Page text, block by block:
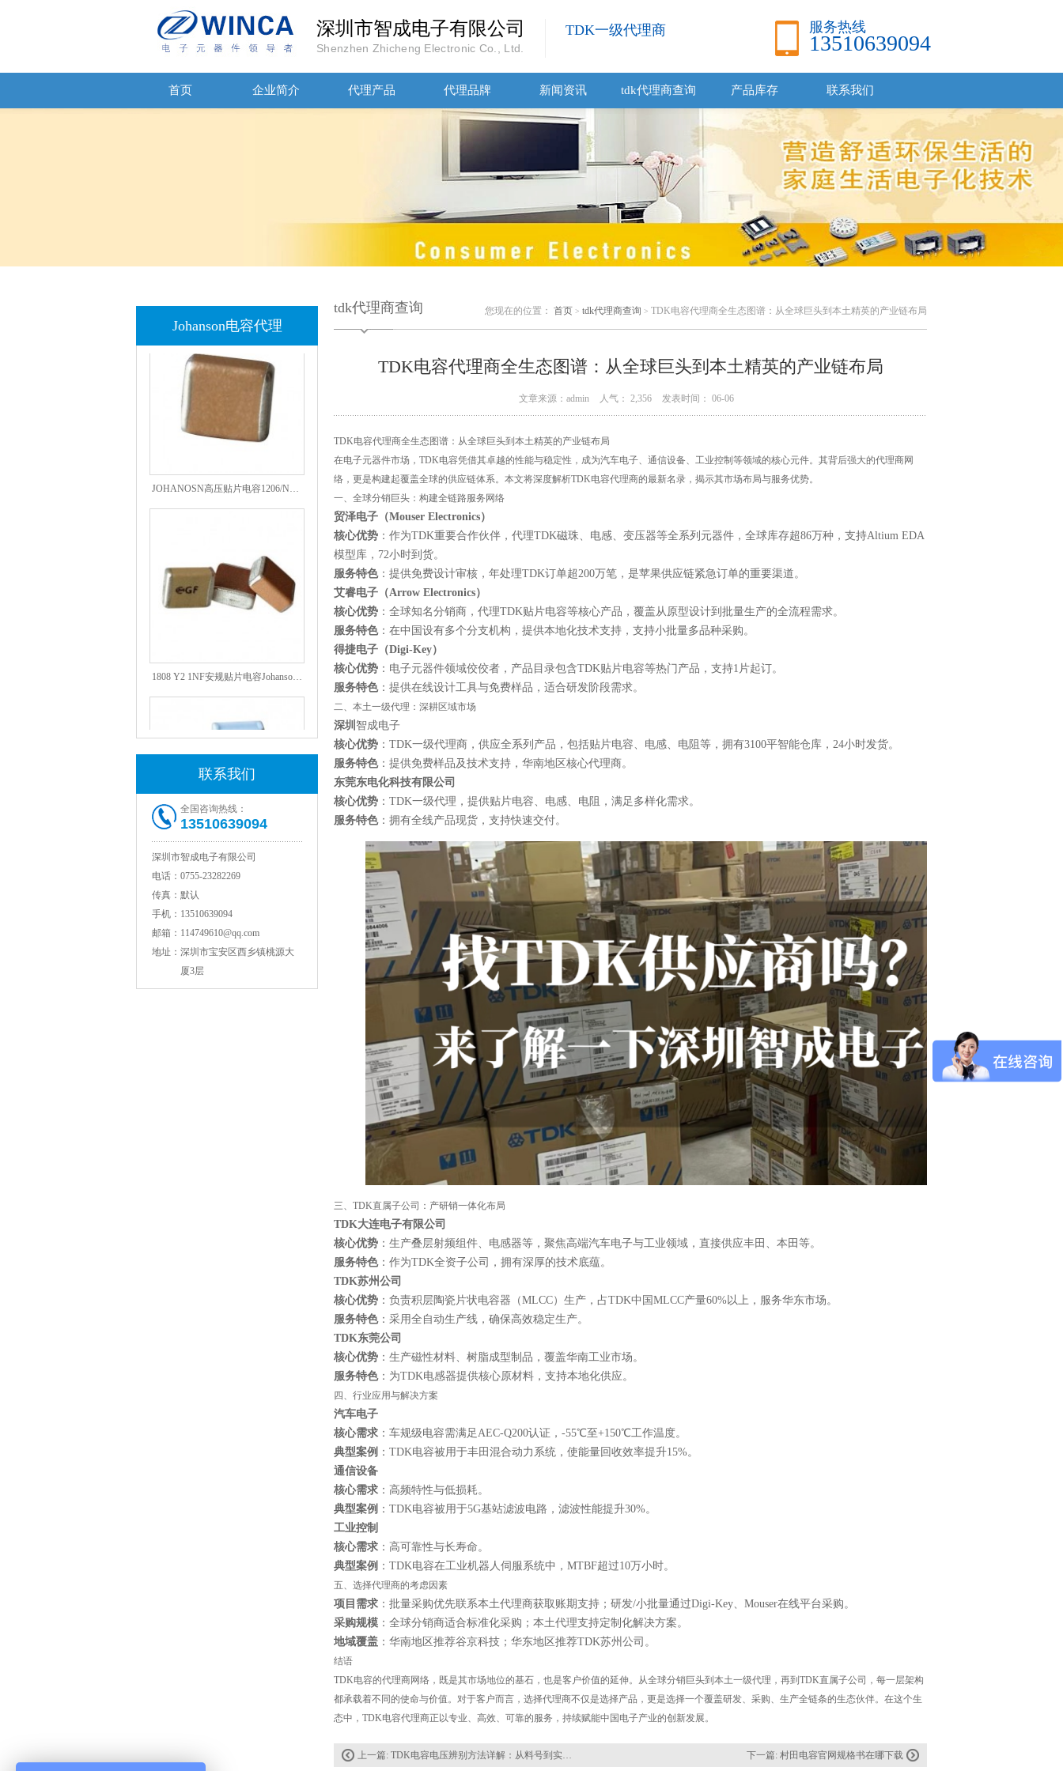
深圳市智成电子有限公司
Shenzhen Zhicheng Electronic Co., Ltd.
TDK一级代理商 服务热线
13510639094
首页 企业简介 代理产品 代理品牌 新闻资讯 tdk代理商查询 产品库存 联系我们
Johanson电容代理
JOHANSON代理商供应贴片电容500R07S2R2BV4T
NPO高压陶瓷电容1812 2KV 330PF 5%精度
联系我们
全国咨询热线：
13510639094
深圳市智成电子有限公司
电话： 0755-23282269
传真： 默认
手机： 13510639094
邮箱： 114749610@qq.com
地址： 深圳市宝安区西乡镇桃源大
厦3层
tdk代理商查询 您现在的位置： 首页 > tdk代理商查询 > TDK电容代理商全生态图谱：从全球巨头到本土精英的产业链布局
TDK电容代理商全生态图谱：从全球巨头到本土精英的产业链布局
文章来源：admin 人气： 2,356 发表时间： 06-06
TDK电容代理商全生态图谱：从全球巨头到本土精英的产业链布局
在电子元器件市场，TDK电容凭借其卓越的性能与稳定性，成为汽车电子、通信设备、工业控制等领域的核心元件。其背后强大的代理商网
络，更是构建起覆盖全球的供应链体系。本文将深度解析TDK电容代理商的最新名录，揭示其市场布局与服务优势。
一、全球分销巨头：构建全链路服务网络
贸泽电子（Mouser Electronics）
核心优势 ：作为TDK重要合作伙伴，代理TDK磁珠、电感、变压器等全系列元器件，全球库存超86万种，支持Altium EDA
模型库，72小时到货。
服务特色：提供免费设计审核，年处理TDK订单超200万笔，是苹果供应链紧急订单的重要渠道。
艾睿电子（Arrow Electronics）
核心优势 ：全球知名分销商，代理TDK贴片电容等核心产品，覆盖从原型设计到批量生产的全流程需求。
服务特色：在中国设有多个分支机构，提供本地化技术支持，支持小批量多品种采购。
得捷电子（Digi-Key）
核心优势 ：电子元器件领域佼佼者，产品目录包含TDK贴片电容等热门产品，支持1片起订。
服务特色：提供在线设计工具与免费样品，适合研发阶段需求。
二、本土一级代理：深耕区域市场
深圳 智成电子
核心优势 ：TDK一级代理商，供应全系列产品，包括贴片电容、电感、电阻等，拥有3100平智能仓库，24小时发货。
服务特色：提供免费样品及技术支持，华南地区核心代理商。
东莞东电化科技有限公司
核心优势 ：TDK一级代理，提供贴片电容、电感、电阻，满足多样化需求。
服务特色：拥有全线产品现货，支持快速交付。
三、TDK直属子公司：产研销一体化布局
TDK大连电子有限公司
核心优势 ：生产叠层射频组件、电感器等，聚焦高端汽车电子与工业领域，直接供应丰田、本田等。
服务特色：作为TDK全资子公司，拥有深厚的技术底蕴。
TDK苏州公司
核心优势 ：负责积层陶瓷片状电容器（MLCC）生产，占TDK中国MLCC产量60%以上，服务华东市场。
服务特色：采用全自动生产线，确保高效稳定生产。
TDK东莞公司
核心优势 ：生产磁性材料、树脂成型制品，覆盖华南工业市场。
服务特色：为TDK电感器提供核心原材料，支持本地化供应。
四、行业应用与解决方案
汽车电子
核心需求 ：车规级电容需满足AEC-Q200认证，-55℃至+150℃工作温度。
典型案例 ：TDK电容被用于丰田混合动力系统，使能量回收效率提升15%。
通信设备
核心需求 ：高频特性与低损耗。
典型案例 ：TDK电容被用于5G基站滤波电路，滤波性能提升30%。
工业控制
核心需求 ：高可靠性与长寿命。
典型案例 ：TDK电容在工业机器人伺服系统中，MTBF超过10万小时。
五、选择代理商的考虑因素
项目需求 ：批量采购优先联系本土代理商获取账期支持；研发/小批量通过Digi-Key、Mouser在线平台采购。
采购规模 ：全球分销商适合标准化采购；本土代理支持定制化解决方案。
地域覆盖 ：华南地区推荐谷京科技；华东地区推荐TDK苏州公司。
结语
TDK电容的代理商网络，既是其市场地位的基石，也是客户价值的延伸。从全球分销巨头到本土一级代理，再到TDK直属子公司，每一层架构
都承载着不同的使命与价值。对于客户而言，选择代理商不仅是选择产品，更是选择一个覆盖研发、采购、生产全链条的生态伙伴。在这个生
态中，TDK电容代理商正以专业、高效、可靠的服务，持续赋能中国电子产业的创新发展。
上一篇: TDK电容电压辨别方法详解：从料号到实测的全面指南 下一篇: 村田电容官网规格书在哪下载